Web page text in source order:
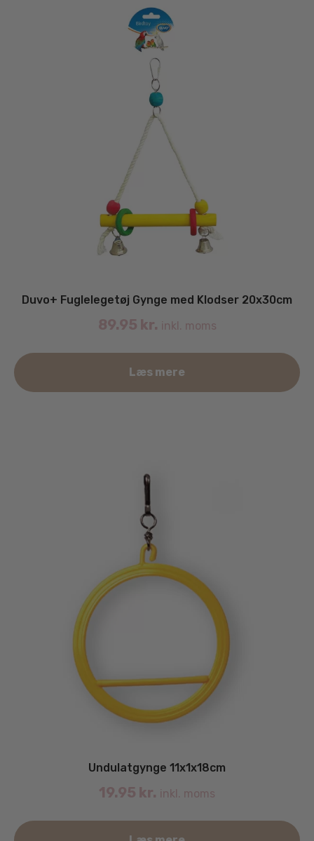
Duvo+ Fuglelegetøj Gynge med Klodser 20x30cm
89.95 kr. inkl. moms
Læs mere
Undulatgynge 11x1x18cm
19.95 kr. inkl. moms